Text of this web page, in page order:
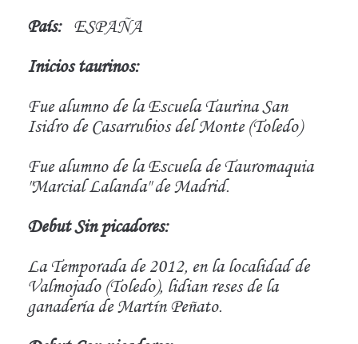
País: ESPAÑA
Inicios taurinos:
Fue alumno de la Escuela Taurina San
Isidro de Casarrubios del Monte (Toledo)
Fue alumno de la Escuela de Tauromaquia
"Marcial Lalanda" de Madrid.
Debut Sin picadores:
La Temporada de 2012, en la localidad de
Valmojado (Toledo), lidian reses de la
ganadería de Martín Peñato.